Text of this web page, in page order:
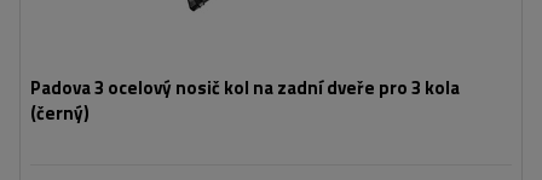
Padova 3 ocelový nosič kol na zadní dveře pro 3 kola
(černý)